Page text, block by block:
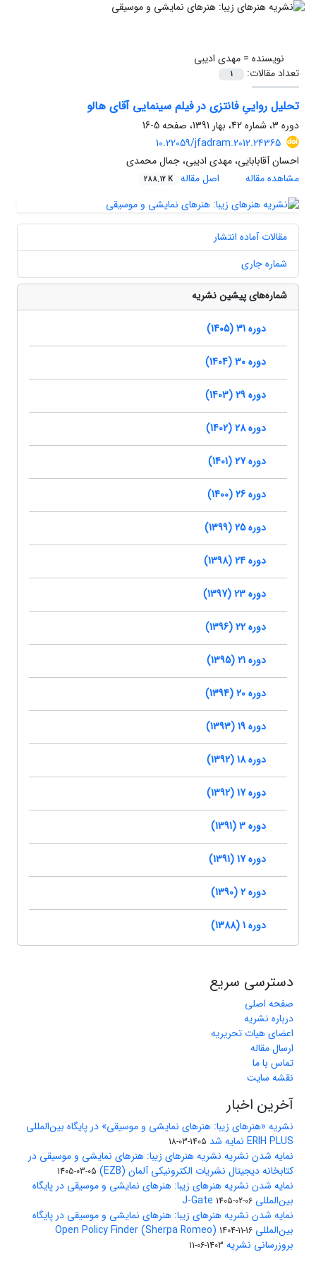
نویسنده =مهدی ادیبی
تعداد مقالات:
1
تحلیل رواییِ فانتزی در فیلم سینمایی آقای هالو
دوره 3، شماره 42، بهار 1391، صفحه
5-16
10.22059/jfadram.2012.24365
احسان آقابابایی، مهدی ادیبی، جمال محمدی
مشاهده مقاله
اصل مقاله 288.12 K
مقالات آماده انتشار
شماره جاری
شماره‌های پیشین نشریه
دوره 31 (1405)
دوره 30 (1404)
دوره 29 (1403)
دوره 28 (1402)
دوره 27 (1401)
دوره 26 (1400)
دوره 25 (1399)
دوره 24 (1398)
دوره 23 (1397)
دوره 22 (1396)
دوره 21 (1395)
دوره 20 (1394)
دوره 19 (1393)
دوره 18 (1392)
دوره 17 (1392)
دوره 3 (1391)
دوره 17 (1391)
دوره 2 (1390)
دوره 1 (1388)
دسترسی سریع
صفحه اصلی
درباره نشریه
اعضای هیات تحریریه
ارسال مقاله
تماس با ما
نقشه سایت
آخرین اخبار
نشریه «هنرهای زیبا: هنرهای نمایشی و موسیقی» در پایگاه بین‌المللی
ERIH PLUS نمایه شد
1405-03-18
نمایه شدن نشریه نشریه هنرهای زیبا: هنرهای نمایشی و موسیقی در
کتابخانه دیجیتال نشریات الکترونیکی آلمان (EZB)
1405-03-05
نمایه شدن نشریه هنرهای زیبا: هنرهای نمایشی و موسیقی در پایگاه
بین‌المللی J-Gate 1405-02-06
نمایه شدن نشریه هنرهای زیبا: هنرهای نمایشی و موسیقی در پایگاه
بین‌المللی Open Policy Finder (Sherpa Romeo) 1404-11-16
بروزرسانی نشریه 1403-06-11